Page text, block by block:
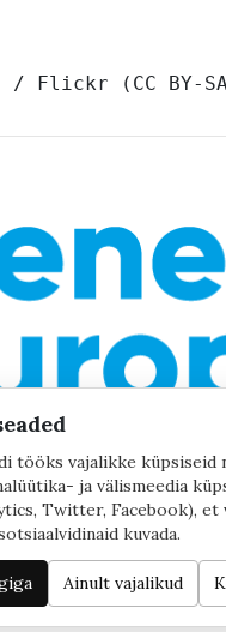
/ Flickr ( CC BY-
by Yana Toom Küpsiste
tööks vajalikke küpsiseid
ja välismeedia
Twitter, Facebook), et
kuvada.
Ainult vajalikud